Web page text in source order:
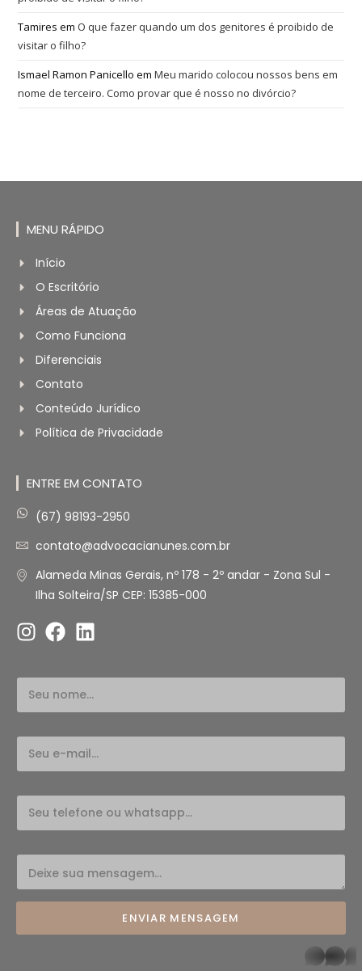
Tamires emO que fazer quando um dos genitores é proibido de
visitar o filho?
Ismael Ramon Panicello emMeu marido colocou nossos bens em
nome de terceiro. Como provar que é nosso no divórcio?
MENU RÁPIDO
Início
O Escritório
Áreas de Atuação
Como Funciona
Diferenciais
Contato
Conteúdo Jurídico
Política de Privacidade
ENTRE EM CONTATO
(67) 98193-2950
contato@advocacianunes.com.br
Alameda Minas Gerais, nº 178 - 2º andar - Zona Sul -
Ilha Solteira/SP CEP: 15385-000
ENVIAR MENSAGEM
whatsapp